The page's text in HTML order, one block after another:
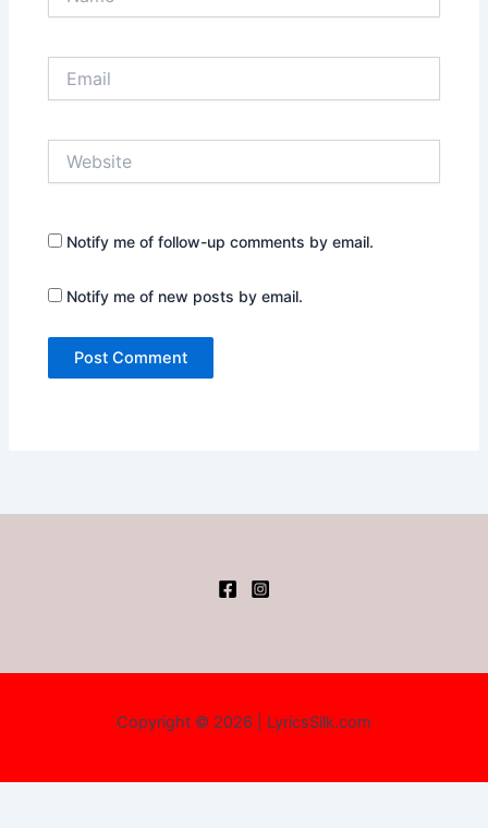
Notify me of follow-up comments by email.
Notify me of new posts by email.
Copyright © 2026 | LyricsSilk.com